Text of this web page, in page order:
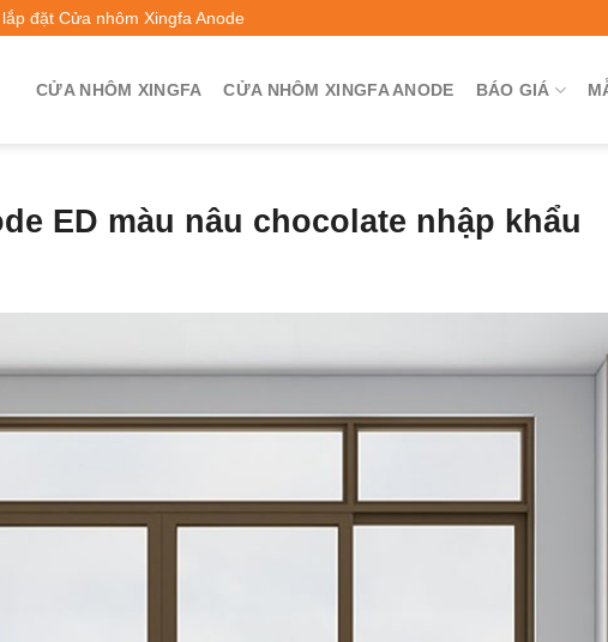
đặt Cửa nhôm Xingfa Anode
CỬA NHÔM XINGFA CỬA NHÔM XINGFA ANODE BÁO GIÁ
ED màu nâu chocolate nhập khẩu